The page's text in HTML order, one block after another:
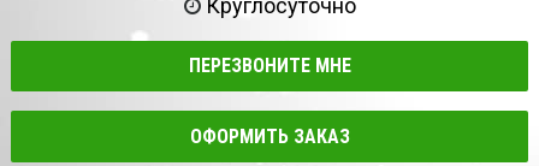
Круглосуточно
ПЕРЕЗВОНИТЕ МНЕ
ОФОРМИТЬ ЗАКАЗ